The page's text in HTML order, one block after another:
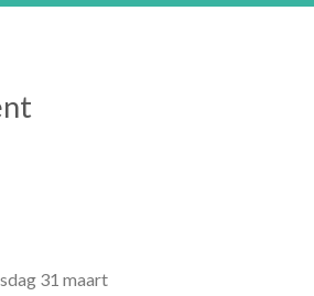
31 maart